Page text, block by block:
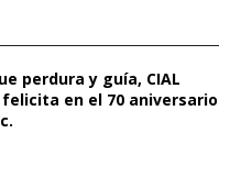
perdura y guía, CIAL
en el 70 aniversario